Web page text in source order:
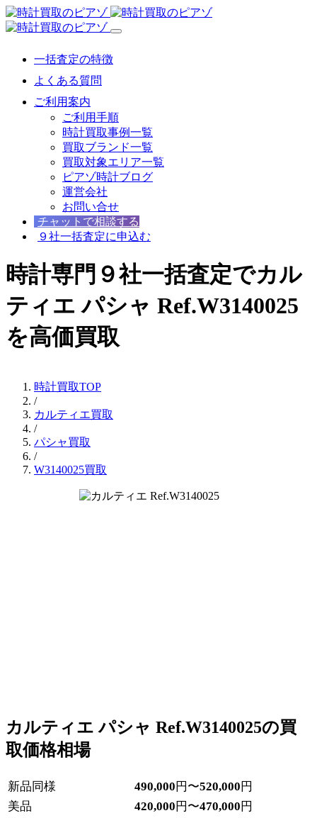
一括査定の特徴
よくある質問
ご利用案内
ご利用手順
時計買取事例一覧
買取ブランド一覧
買取対象エリア一覧
ピアゾ時計ブログ
運営会社
お問い合せ
チャットで相談する
９社一括査定に申込む
時計専門９社一括査定でカル
ティエ パシャ Ref.W3140025
を高価買取
時計買取TOP
/
カルティエ買取
/
パシャ買取
/
W3140025買取
カルティエ パシャ Ref.W3140025の買
取価格相場
新品同様 490,000 円〜520,000 円
美品
420,000 円〜470,000 円